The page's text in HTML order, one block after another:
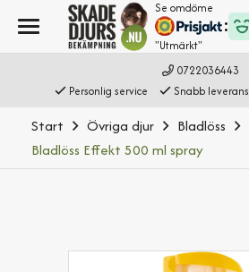
0722036443
Personlig service
Snabb leverans
Start Övriga djur
Bladlöss
Bladlöss Effekt 500 ml spray
Se omdöme
"Utmärkt"